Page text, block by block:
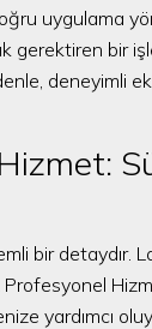
uygulama
gerektiren bir
deneyimli
bir detaydır.
yardımcı